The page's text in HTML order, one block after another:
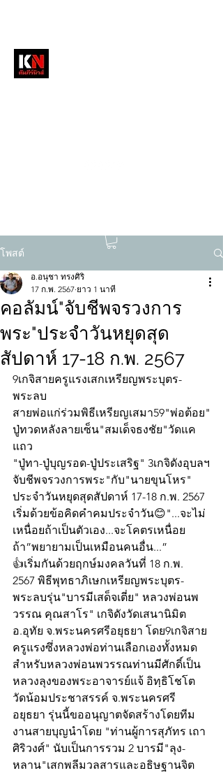
โพสต์
คอลัมน์"จับชีพจรวงการ
พระ"ประจำวันหยุดสุด
สัปดาห์ 17-18 ก.พ. 2567
อ.อนุชา ทรงศิริ
17 ก.พ. 2567 ยาว 1 นาที
9เกจิสายครูแรงเสกเหรียญพระบุตร-
พระลบ
สายพ่อแก่ร่วมพิธีเหรียญเสมา59"พ่อต้อย"
ปู่ทวดหลังลายเซ็น"สมเด็จธงชัย"วัดแค
แถว
"ปู่ทา-ปู่บุญรอด-ปู่ประเสริฐ" 3เกจิดังอุบลฯ
จับชีพจรวงการพระ"กับ"นายขุนโหร"
ประจำวันหยุดสุดสัปดาห์ 17-18 ก.พ. 2567
เริ่มด้วยข้อคิดคำคมประจำวัน😊"...จะไม่
เหนื่อยถ้าเป็นตัวเอง...จะโคตรเหนื่อย
ถ้า”พยายามเป็นเหมือนคนอื่น...”
👍เริ่มกันด้วยฤกษ์มงคลวันที่ 18 ก.พ.
2567 พิธีพุทธาภิเษกเหรียญพระบุตร-
พระลบรุ่น"บารมีเสด็จเตี่ย" หลวงพ่อนพ
วรรณ คุณสาโร" เกจิดังวัดเสนานิมิต
อ.อุทัย จ.พระนครศรีอยุธยา โดย9เกจิสาย
ครูแรงซึ่งหลวงพ่อท่านเลือกเองทั้งหมด
สำหรับหลวงพ่อนพวรรณท่านมีศักดิ์เป็น
หลวงลุงของพระอาจารย์แจ้ อิทฺธิโชโต
วัดน้อมประชาสรรค์ จ.พระนครศรี
อยุธยา รุ่นนี้ขออนุญาตจัดสร้างโดยทีม
งานสายบุญนำโดย "ท่านผู้การสุภัทร เถา
ศิริวงศ์" นับเป็นการรวม 2 บารมี"ลุง-
หลาน"เสกพลีมวลสารและอธิษฐานจิต